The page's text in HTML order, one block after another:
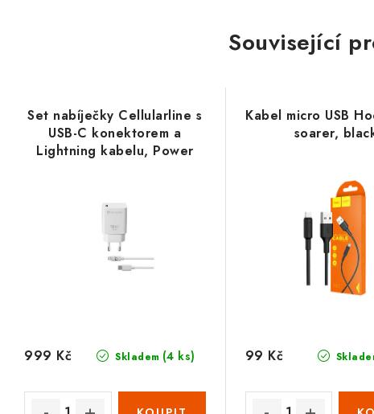
Související
Set nabíječky Cellularline s
USB-C konektorem a
Lightning kabelu, Power
Skladem (4 ks)
999 Kč
Kabel micro USB
soarer,
99 Kč